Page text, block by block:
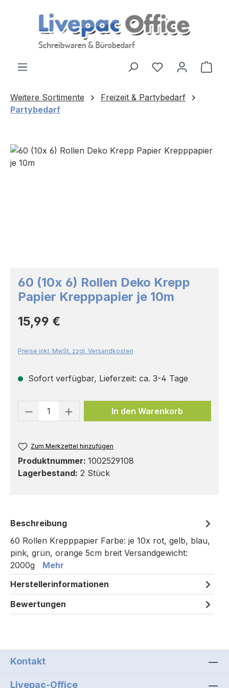
Zum Hauptinhalt springen
Weitere Sortimente
Freizeit & Partybedarf
Partybedarf
Bildergalerie überspringen
60 (10x 6) Rollen Deko Krepp
Papier Krepppapier je 10m
Regulärer Preis:
15,99 €
Preise inkl. MwSt. zzgl. Versandkosten
Sofort verfügbar, Lieferzeit: ca. 3-4 Tage
Produkt Anzahl: Gib den
In den Warenkorb
Zum Merkzettel hinzufügen
Produktnummer: 1002529108
Lagerbestand: 2 Stück
Beschreibung
60 Rollen Krepppapier Farbe: je 10x rot, gelb, blau,
pink, grün, orange 5cm breit Versandgewicht:
2000g Mehr
Herstellerinformationen
Bewertungen
Kontakt
Livepac-Office